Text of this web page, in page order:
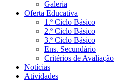
Galeria
Oferta Educativa
1.º Ciclo Básico
2.º Ciclo Básico
3.º Ciclo Básico
Ens. Secundário
Critérios de Avaliação
Notícias
Atividades